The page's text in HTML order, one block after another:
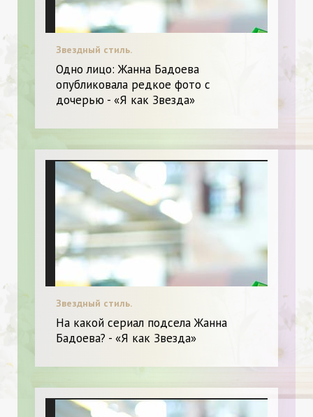
Звездный стиль.
Одно лицо: Жанна Бадоева
опубликовала редкое фото с
дочерью - «Я как Звезда»
Звездный стиль.
На какой сериал подсела Жанна
Бадоева? - «Я как Звезда»